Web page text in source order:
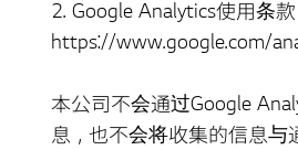
2. Google Analytics使用条款
https://www.google.com/
本公司不会通过Google
息，也不会将收集的信息与